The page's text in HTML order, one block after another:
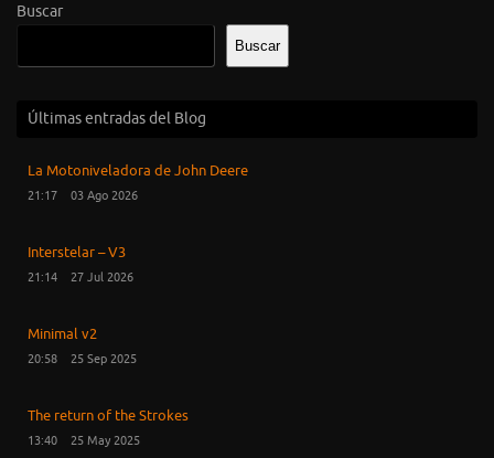
Buscar
Buscar
Últimas entradas del Blog
La Motoniveladora de John Deere
21:17 03 Ago 2026
Interstelar – V3
21:14 27 Jul 2026
Minimal v2
20:58 25 Sep 2025
The return of the Strokes
13:40 25 May 2025